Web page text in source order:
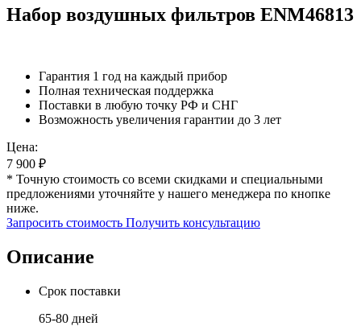
Набор воздушных фильтров ENM46813
Гарантия 1 год на каждый прибор
Полная техническая поддержка
Поставки в любую точку РФ и СНГ
Возможность увеличения гарантии до 3 лет
Цена:
7 900 ₽
* Точную стоимость со всеми скидками и специальными
предложениями уточняйте у нашего менеджера по кнопке
ниже.
Запросить стоимость Получить консультацию
Описание
Срок поставки
65-80 дней